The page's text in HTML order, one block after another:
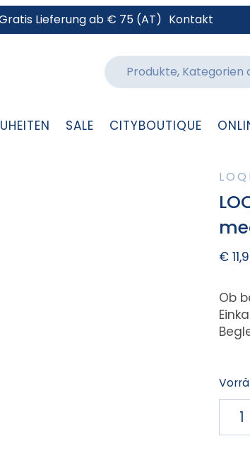
Lieferung ab € 75 (AT) Kontakt
SALE CITYBOUTIQUE
LOQI
€
Ob